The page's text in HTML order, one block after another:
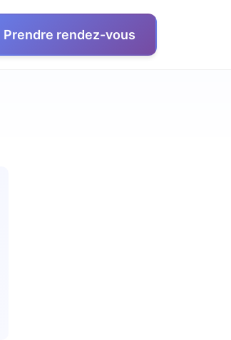
Prendre rendez-vous